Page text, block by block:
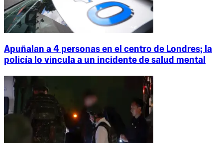
Apuñalan a 4 personas en el centro de Londres; la
policía lo vincula a un incidente de salud mental